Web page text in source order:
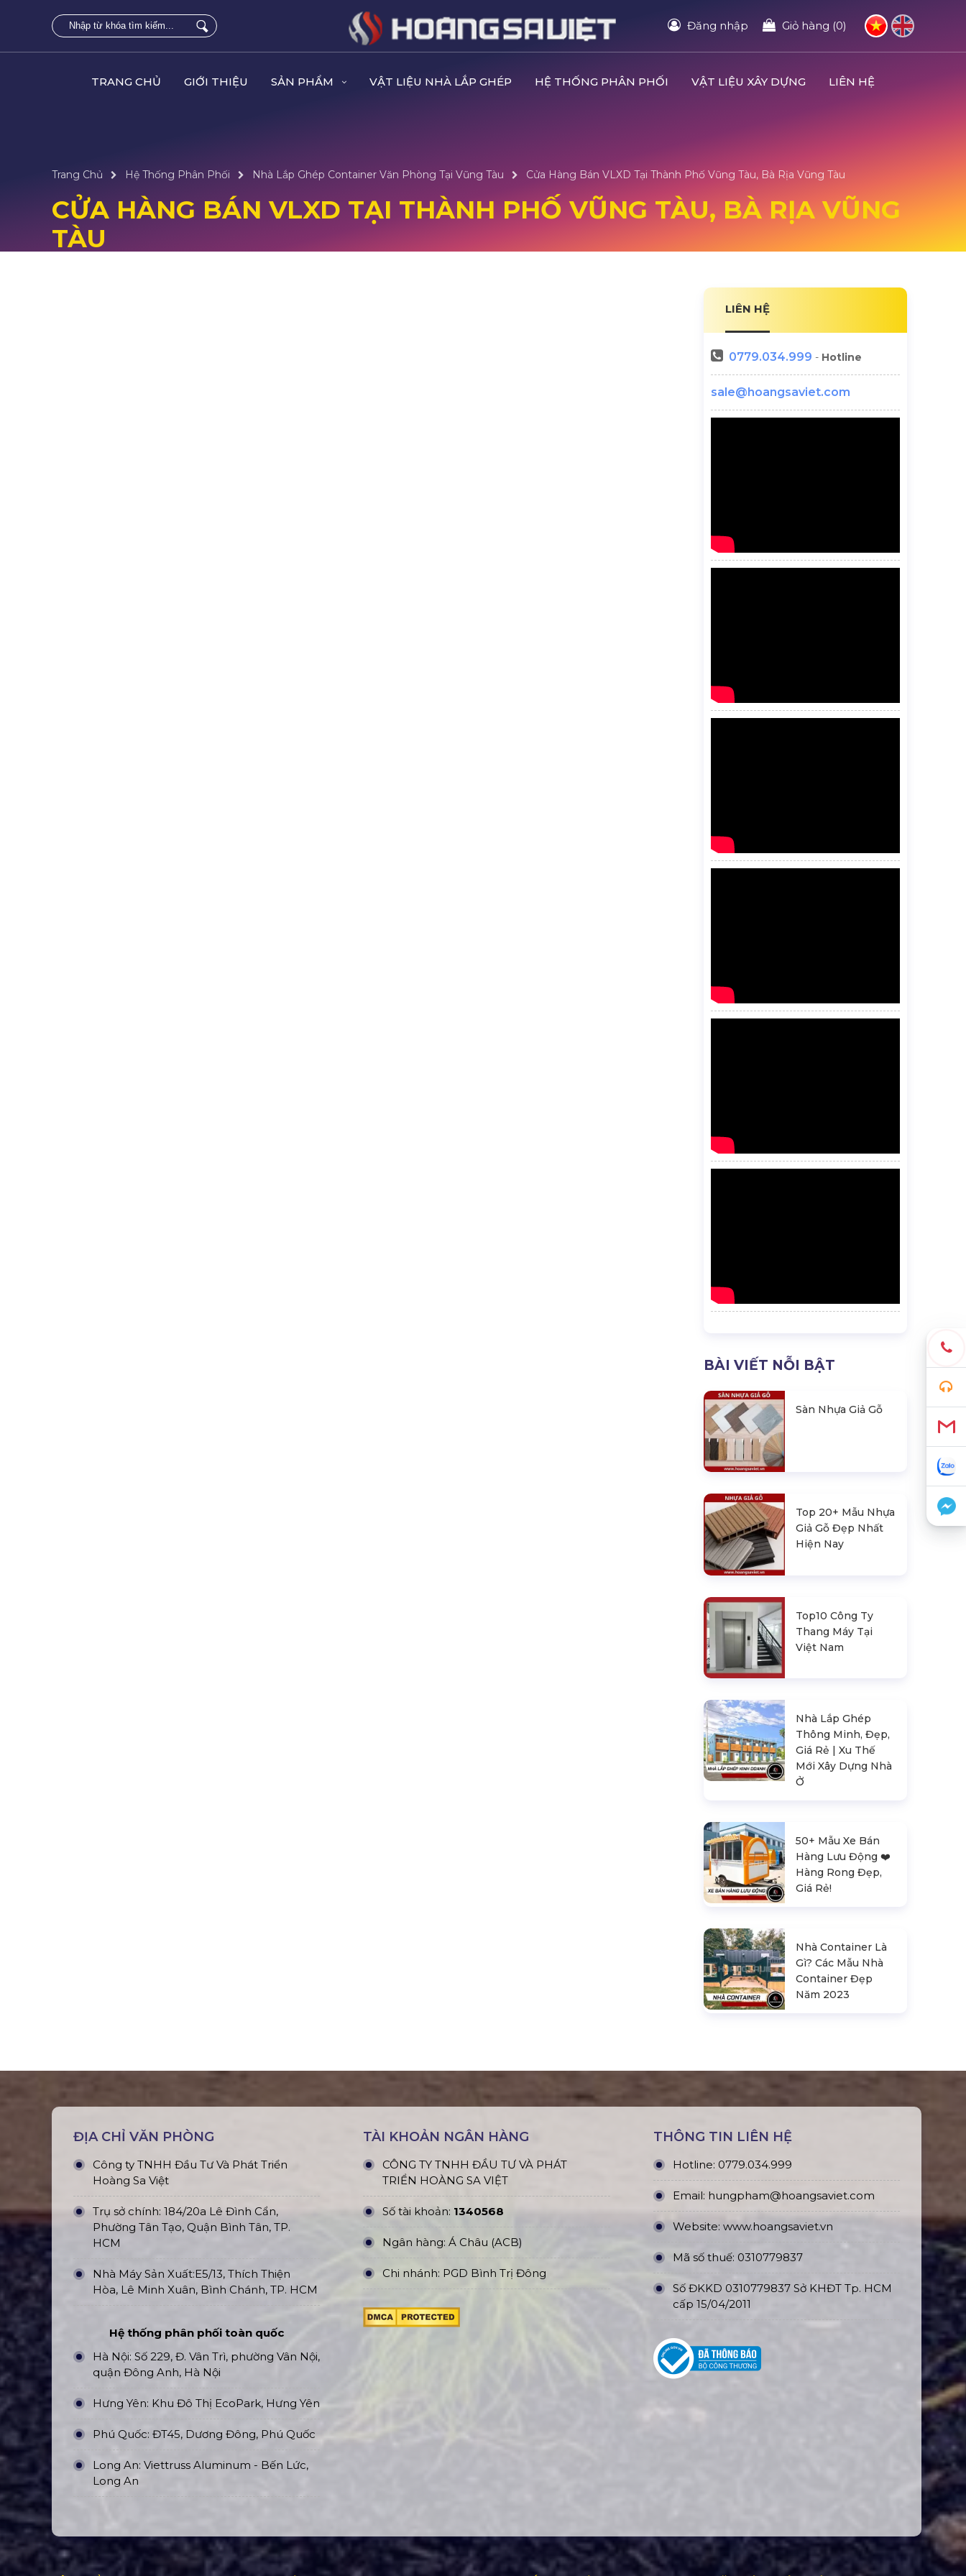
Đăng nhập Giỏ hàng (0)
TRANG CHỦ GIỚI THIỆU SẢN PHẨM VẬT LIỆU NHÀ LẮP GHÉP HỆ THỐNG PHÂN PHỐI VẬT LIỆU XÂY DỰNG LIÊN HỆ
Trang Chủ Hệ Thống Phân Phối Nhà Lắp Ghép Container Văn Phòng Tại Vũng Tàu Cửa Hàng Bán VLXD Tại Thành Phố Vũng Tàu, Bà Rịa Vũng Tàu
CỬA HÀNG BÁN VLXD TẠI THÀNH PHỐ VŨNG TÀU, BÀ RỊA VŨNG
TÀU
LIÊN HỆ
0779.034.999 - Hotline
sale@hoangsaviet.com
BÀI VIẾT NỖI BẬT
Sàn Nhựa Giả Gỗ
Top 20+ Mẫu Nhựa
Giả Gỗ Đẹp Nhất
Hiện Nay
Top10 Công Ty
Thang Máy Tại
Việt Nam
Nhà Lắp Ghép
Thông Minh, Đẹp,
Giá Rẻ | Xu Thế
Mới Xây Dựng Nhà
Ở
50+ Mẫu Xe Bán
Hàng Lưu Động ❤️️
Hàng Rong Đẹp,
Giá Rẻ!
Nhà Container Là
Gì? Các Mẫu Nhà
Container Đẹp
Năm 2023
ĐỊA CHỈ VĂN PHÒNG
Công ty TNHH Đầu Tư Và Phát Triển
Hoàng Sa Việt
Trụ sở chính: 184/20a Lê Đình Cẩn,
Phường Tân Tạo, Quận Bình Tân, TP.
HCM
Nhà Máy Sản Xuất:E5/13, Thích Thiện
Hòa, Lê Minh Xuân, Bình Chánh, TP. HCM
Hệ thống phân phối toàn quốc
Hà Nội: Số 229, Đ. Vân Trì, phường Vân Nội,
quận Đông Anh, Hà Nội
Hưng Yên: Khu Đô Thị EcoPark, Hưng Yên
Phú Quốc: ĐT45, Dương Đông, Phú Quốc
Long An: Viettruss Aluminum - Bến Lức,
Long An
TÀI KHOẢN NGÂN HÀNG
CÔNG TY TNHH ĐẦU TƯ VÀ PHÁT
TRIỂN HOÀNG SA VIỆT
Số tài khoản: 1340568
Ngân hàng: Á Châu (ACB)
Chi nhánh: PGD Bình Trị Đông
THÔNG TIN LIÊN HỆ
Hotline: 0779.034.999
Email: hungpham@hoangsaviet.com
Website: www.hoangsaviet.vn
Mã số thuế: 0310779837
Số ĐKKD 0310779837 Sở KHĐT Tp. HCM
cấp 15/04/2011